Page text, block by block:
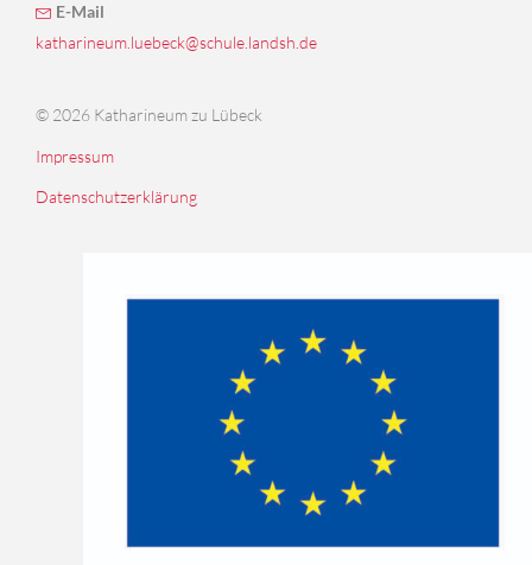
E-Mail
katharineum.luebeck@schule.landsh.de
© 2026 Katharineum zu Lübeck
Impressum
Datenschutzerklärung